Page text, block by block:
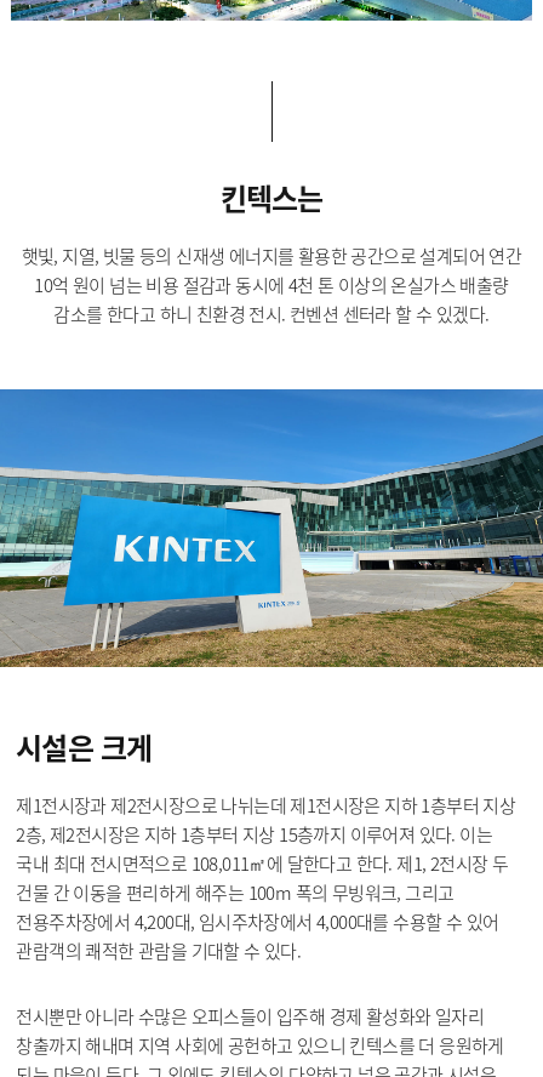
킨텍스는
햇빛, 지열, 빗물 등의 신재생 에너지를 활용한 공간으로 설계되어 연간
10억 원이 넘는 비용 절감과 동시에 4천 톤 이상의 온실가스 배출량
감소를 한다고 하니 친환경 전시. 컨벤션 센터라 할 수 있겠다.
시설은크게
제1전시장과 제2전시장으로 나뉘는데 제1전시장은 지하 1층부터 지상
2층, 제2전시장은 지하 1층부터 지상 15층까지 이루어져 있다. 이는
국내 최대 전시면적으로 108,011㎡에 달한다고 한다. 제1, 2전시장 두
건물 간 이동을 편리하게 해주는 100m 폭의 무빙워크, 그리고
전용주차장에서 4,200대, 임시주차장에서 4,000대를 수용할 수 있어
관람객의 쾌적한 관람을 기대할 수 있다.
전시뿐만 아니라 수많은 오피스들이 입주해 경제 활성화와 일자리
창출까지 해내며 지역 사회에 공헌하고 있으니 킨텍스를 더 응원하게